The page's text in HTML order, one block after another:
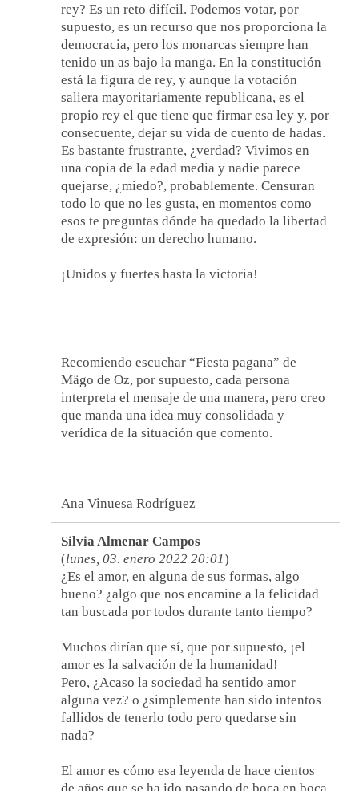
rey? Es un reto difícil. Podemos votar, por
supuesto, es un recurso que nos proporciona la
democracia, pero los monarcas siempre han
tenido un as bajo la manga. En la constitución
está la figura de rey, y aunque la votación
saliera mayoritariamente republicana, es el
propio rey el que tiene que firmar esa ley y, por
consecuente, dejar su vida de cuento de hadas.
Es bastante frustrante, ¿verdad? Vivimos en
una copia de la edad media y nadie parece
quejarse, ¿miedo?, probablemente. Censuran
todo lo que no les gusta, en momentos como
esos te preguntas dónde ha quedado la libertad
de expresión: un derecho humano.
¡Unidos y fuertes hasta la victoria!
Recomiendo escuchar “Fiesta pagana” de
Mägo de Oz, por supuesto, cada persona
interpreta el mensaje de una manera, pero creo
que manda una idea muy consolidada y
verídica de la situación que comento.
Ana Vinuesa Rodríguez
Silvia Almenar Campos
(lunes, 03. enero 2022 20:01)
¿Es el amor, en alguna de sus formas, algo
bueno? ¿algo que nos encamine a la felicidad
tan buscada por todos durante tanto tiempo?
Muchos dirían que sí, que por supuesto, ¡el
amor es la salvación de la humanidad!
Pero, ¿Acaso la sociedad ha sentido amor
alguna vez? o ¿simplemente han sido intentos
fallidos de tenerlo todo pero quedarse sin
nada?
El amor es cómo esa leyenda de hace cientos